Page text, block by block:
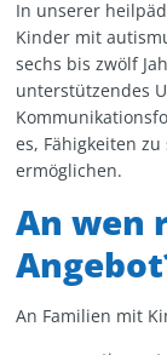
In unserer
Kinder mit
sechs bis zwölf
unterstützendes
es, Fähigkeiten
ermöglichen.
An wen
An Familien mit